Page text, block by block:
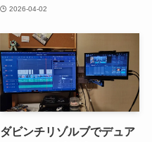
2026-04-02
ダビンチリゾルブでデュア